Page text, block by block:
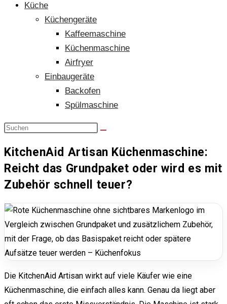
Küche
Küchengeräte
Kaffeemaschine
Küchenmaschine
Airfryer
Einbaugeräte
Backofen
Spülmaschine
KitchenAid Artisan Küchenmaschine:
Reicht das Grundpaket oder wird es mit
Zubehör schnell teuer?
Die KitchenAid Artisan wirkt auf viele Käufer wie eine
Küchenmaschine, die einfach alles kann. Genau da liegt aber